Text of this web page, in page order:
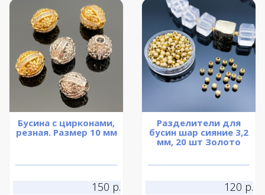
Бусина с цирконами,
резная. Размер 10 мм
150 р.
Разделители для
бусин шар сияние 3,2
мм, 20 шт Золото
120 р.